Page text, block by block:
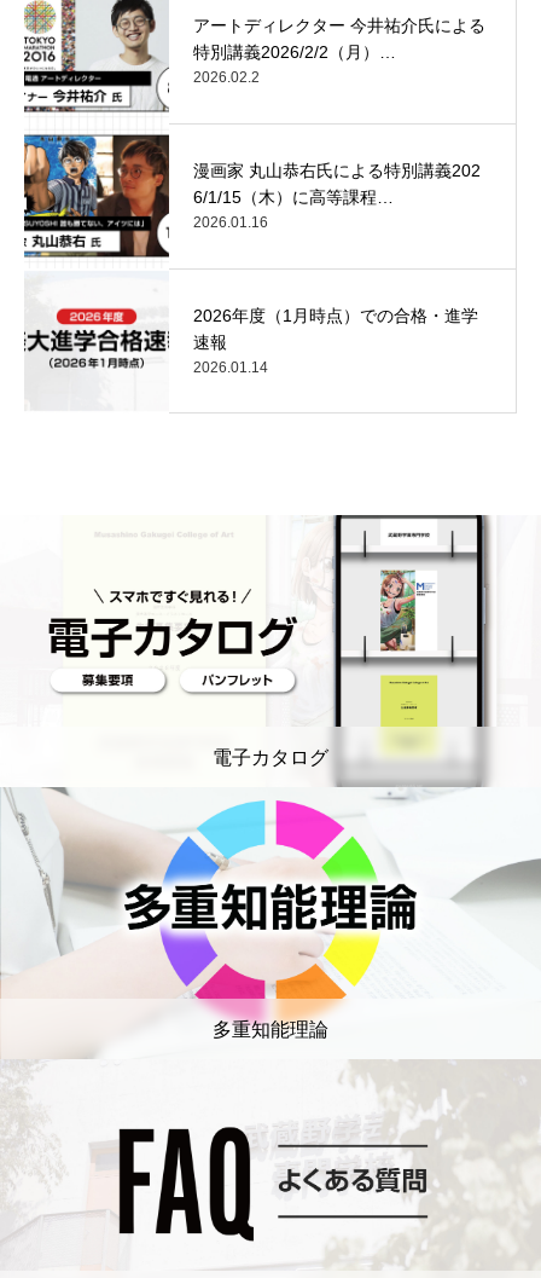
アートディレクター 今井祐介氏による
特別講義2026/2/2（月）…
2026.02.2
漫画家 丸山恭右氏による特別講義202
6/1/15（木）に高等課程…
2026.01.16
2026年度（1月時点）での合格・進学
速報
2026.01.14
電子カタログ
多重知能理論